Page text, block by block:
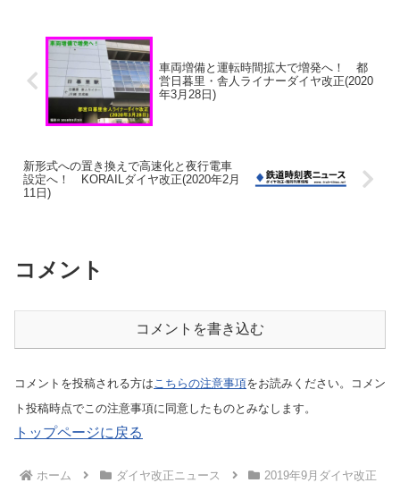
車両増備と運転時間拡大で増発へ！ 都
営日暮里・舎人ライナーダイヤ改正(2020
年3月28日)
新形式への置き換えで高速化と夜行電車
設定へ！ KORAILダイヤ改正(2020年2月
11日)
コメント
コメントを書き込む
コメントを投稿される方は こちらの注意事項をお読みください。コメン
ト投稿時点でこの注意事項に同意したものとみなします。
トップページに戻る
ホーム ダイヤ改正ニュース 2019年9月ダイヤ改正